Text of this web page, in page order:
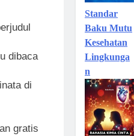
dibaca
di
gratis
Standar
Baku Mutu
Kesehatan
Lingkunga
n